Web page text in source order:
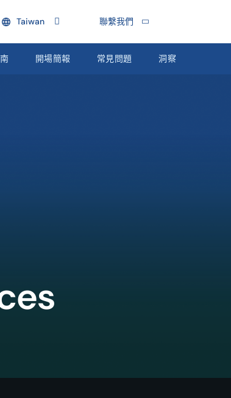
Taiwan 聯繫我們
開場簡報 常見問題 洞察